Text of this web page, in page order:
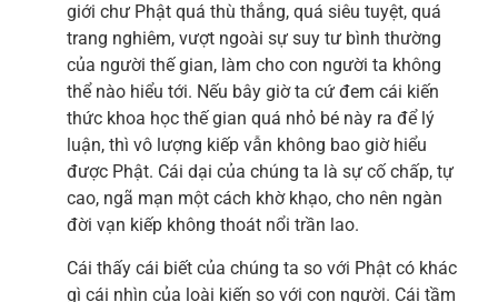
giới chư Phật quá thù thắng, quá siêu tuyệt, quá
trang nghiêm, vượt ngoài sự suy tư bình thường
của người thế gian, làm cho con người ta không
thể nào hiểu tới. Nếu bây giờ ta cứ đem cái kiến
thức khoa học thế gian quá nhỏ bé này ra để lý
luận, thì vô lượng kiếp vẫn không bao giờ hiểu
được Phật. Cái dại của chúng ta là sự cố chấp, tự
cao, ngã mạn một cách khờ khạo, cho nên ngàn
đời vạn kiếp không thoát nổi trần lao.
Cái thấy cái biết của chúng ta so với Phật có khác
gì cái nhìn của loài kiến so với con người. Cái tầm